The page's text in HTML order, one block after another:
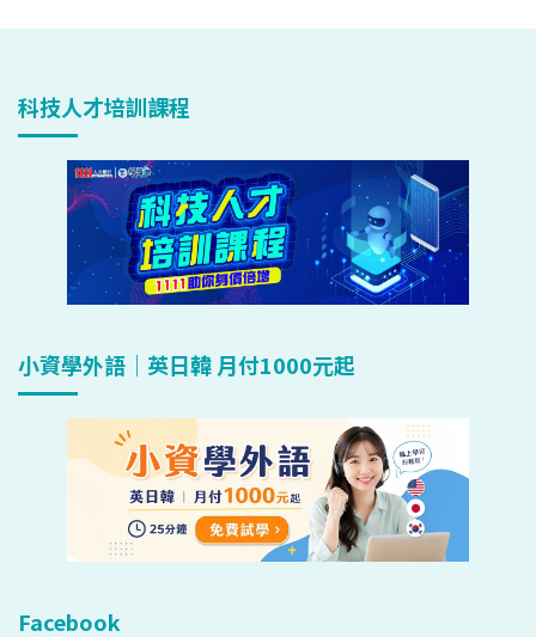
科技人才培訓課程
小資學外語｜英日韓 月付1000元起
Facebook